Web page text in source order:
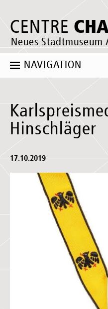
CENTRE
Neues Stadtmuseum
NAVIGATION
Hinschläger
17.10.2019